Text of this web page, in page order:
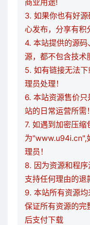
商业用途!
3. 如果你也有好
心发布，分享有积
4. 本站提供的源
源，都不包含技术
5. 如有链接无法
理员处理！
6. 本站资源售价
站的日常运营所需！
7. 如遇到加密压缩
为"www.u94i.cn",
理员！
8. 因为资源和程
支持任何理由的退
9. 本站所有资源
保证所有资源的完
后支付下载